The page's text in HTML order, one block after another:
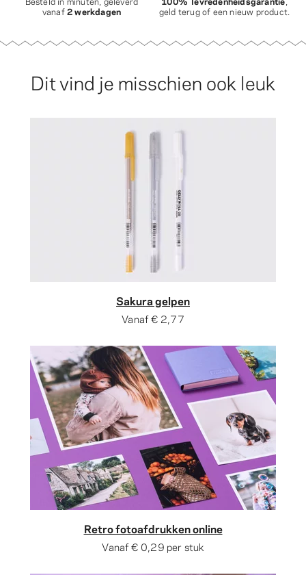
vanaf2 werkdagen
geld terug of een nieuw product.
Dit vind je misschien ook leuk
Sakura gelpen
Vanaf€ 2,77
Retro fotoafdrukken online
Vanaf€ 0,29 per stuk